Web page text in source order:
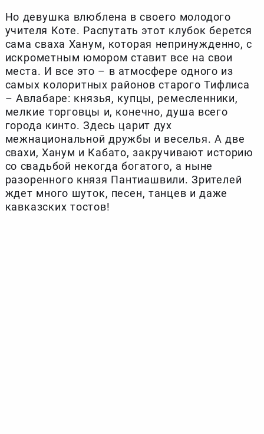
Но девушка влюблена в своего молодого
учителя Коте. Распутать этот клубок берется
сама сваха Ханум, которая непринужденно, с
искрометным юмором ставит все на свои
места. И все это – в атмосфере одного из
самых колоритных районов старого Тифлиса
– Авлабаре: князья, купцы, ремесленники,
мелкие торговцы и, конечно, душа всего
города кинто. Здесь царит дух
межнациональной дружбы и веселья. А две
свахи, Ханум и Кабато, закручивают историю
со свадьбой некогда богатого, а ныне
разоренного князя Пантиашвили. Зрителей
ждет много шуток, песен, танцев и даже
кавказских тостов!